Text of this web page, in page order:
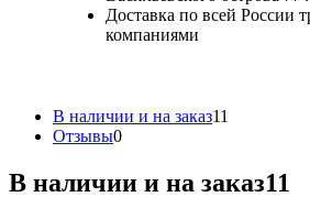
Доставка по всей России
компаниями
В наличии и на заказ11
Отзывы0
В наличии и на заказ11